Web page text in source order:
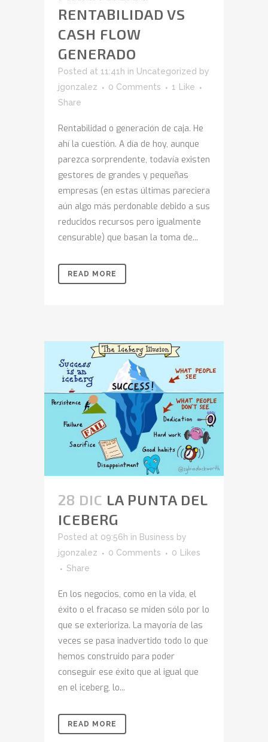
RENTABILIDAD VS
CASH FLOW
GENERADO
Posted at 11:41h in Uncategorized by
jgonzalez
0 Comments 1
Like
Share
Rentabilidad o generación de caja. He
ahí la cuestión. A día de hoy, aunque
parezca sorprendente, todavía existen
gestores de grandes y pequeñas
empresas (en estas últimas pareciera
aún algo más perdonable debido a sus
reducidos recursos pero igualmente
censurable) que basan la toma de...
READ MORE
28 DIC LA PUNTA DEL
ICEBERG
Posted at 09:56h in Business by
jgonzalez
0 Comments 0
Likes
Share
En los negocios, como en la vida, el
éxito o el fracaso se miden sólo por lo
que se exterioriza. La mayoría de las
veces se pasa inadvertido todo lo que
hemos construido para poder
conseguir ese éxito que al igual que
en el iceberg, lo...
READ MORE